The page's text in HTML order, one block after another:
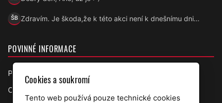
Marek Přecechtěl
ŠBŠárka B.
Zdravím. Je škoda,že k této akci není k dnešnímu dni…
POVINNÉ INFORMACE
Prohlášení o přístupnosti
Ochrana osobních údajů
Cookies a soukromí
Tento web používá pouze technické cookies